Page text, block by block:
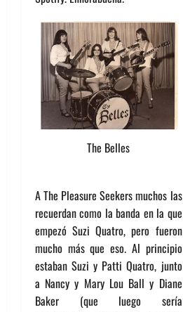
The Belles
A The Pleasure Seekers muchos las
recuerdan como la banda en la que
empezó Suzi Quatro, pero fueron
mucho más que eso. Al principio
estaban Suzi y Patti Quatro, junto
a Nancy y Mary Lou Ball y Diane
Baker (que luego sería